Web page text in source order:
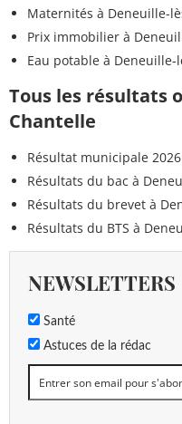
Maternités à Deneuille-
Prix immobilier à
Eau potable à Deneuille-
Tous les résultats
Chantelle
Résultat municipale
Résultats du bac à
Résultats du brevet à
Résultats du BTS à
NEWSLETTERS
Santé
Astuces de la rédac